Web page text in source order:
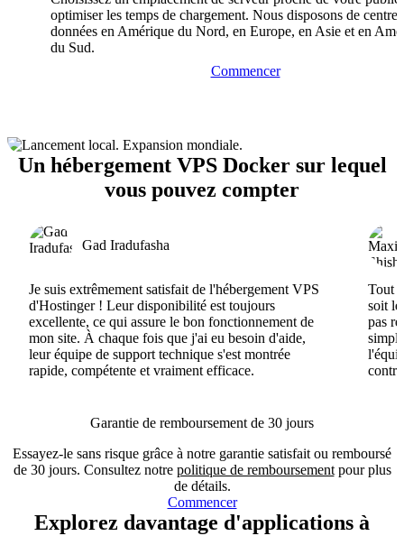
optimiser les temps de chargement. Nous disposons de
données en Amérique du Nord, en Europe, en Asie et en
du Sud.
Commencer
Un hébergement VPS Docker sur lequel
vous pouvez compter
Gad Iradufasha
Je suis extrêmement satisfait de l'hébergement VPS
d'Hostinger ! Leur disponibilité est toujours
excellente, ce qui assure le bon fonctionnement de
mon site. À chaque fois que j'ai eu besoin d'aide,
leur équipe de support technique s'est montrée
rapide, compétente et vraiment efficace.
Tout
soit
pas
Garantie de remboursement de 30 jours
Essayez-le sans risque grâce à notre garantie satisfait ou remboursé
de 30 jours. Consultez notre politique de remboursementpour plus
de détails.
Commencer
Explorez davantage d'applications à